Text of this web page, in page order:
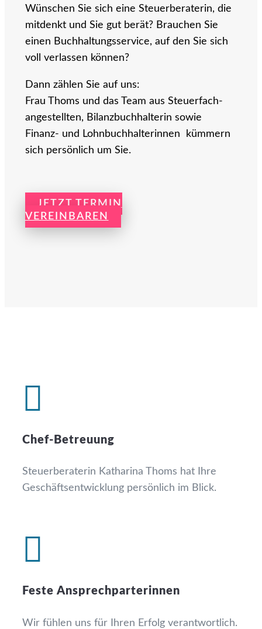
Wünschen Sie sich eine Steuerberaterin, die
mitdenkt und Sie gut berät? Brauchen Sie
einen Buchhaltungs­service, auf den Sie sich
voll verlassen können?
Dann zählen Sie auf uns:
Frau Thoms und das Team aus Steuer­fach­
angestellten, Bilanz­buchhalterin sowie
Finanz- und Lohn­buch­halterinnen kümmern
sich persönlich um Sie.
JETZT TERMIN
VEREINBAREN

Chef-Betreuung
Steuerberaterin Katharina Thoms hat Ihre
Geschäfts­entwicklung persönlich im Blick.

Feste Ansprechparterinnen
Wir fühlen uns für Ihren Erfolg verantwortlich.